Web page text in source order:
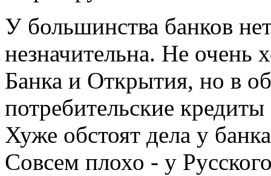
У большинства банков
незначительна. Не очень
Банка и Открытия, но в
потребительские
Хуже обстоят дела у
Совсем плохо - у